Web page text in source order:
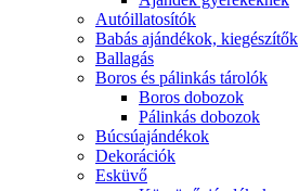
Autóillatosítók
Babás ajándékok, kiegészítők
Ballagás
Boros és pálinkás tárolók
Boros dobozok
Pálinkás dobozok
Búcsúajándékok
Dekorációk
Esküvő